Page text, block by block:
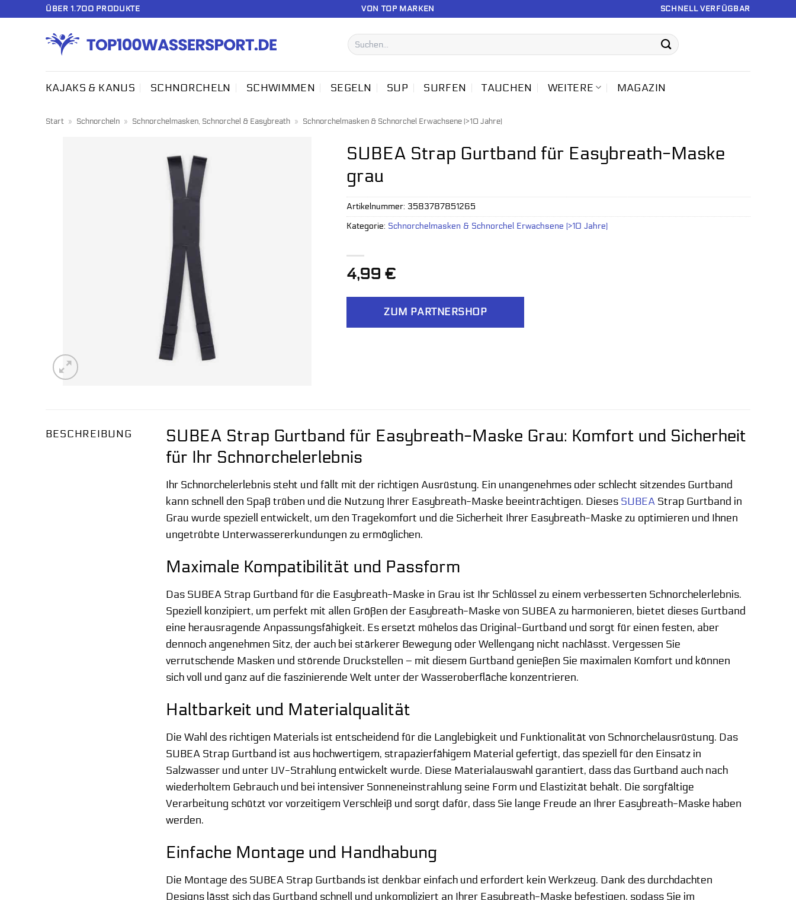
ÜBER 1.700 PRODUKTE VON TOP MARKEN SCHNELL VERFÜGBAR
Suchen
nach:
KAJAKS & KANUS SCHNORCHELN SCHWIMMEN SEGELN SUP SURFEN TAUCHEN WEITERE MAGAZIN
Start » Schnorcheln » Schnorchelmasken, Schnorchel & Easybreath » Schnorchelmasken & Schnorchel Erwachsene (>10 Jahre)
SUBEA Strap Gurtband für Easybreath-Maske
grau
4,99€
ZUM PARTNERSHOP
Artikelnummer: 3583787851265
Kategorie: Schnorchelmasken & Schnorchel Erwachsene (>10 Jahre)
BESCHREIBUNG
SUBEA Strap Gurtband für Easybreath-Maske Grau: Komfort und Sicherheit
für Ihr Schnorchelerlebnis
Ihr Schnorchelerlebnis steht und fällt mit der richtigen Ausrüstung. Ein unangenehmes oder schlecht sitzendes Gurtband
kann schnell den Spaß trüben und die Nutzung Ihrer Easybreath-Maske beeinträchtigen. Dieses SUBEA Strap Gurtband in
Grau wurde speziell entwickelt, um den Tragekomfort und die Sicherheit Ihrer Easybreath-Maske zu optimieren und Ihnen
ungetrübte Unterwassererkundungen zu ermöglichen.
Maximale Kompatibilität und Passform
Das SUBEA Strap Gurtband für die Easybreath-Maske in Grau ist Ihr Schlüssel zu einem verbesserten Schnorchelerlebnis.
Speziell konzipiert, um perfekt mit allen Größen der Easybreath-Maske von SUBEA zu harmonieren, bietet dieses Gurtband
eine herausragende Anpassungsfähigkeit. Es ersetzt mühelos das Original-Gurtband und sorgt für einen festen, aber
dennoch angenehmen Sitz, der auch bei stärkerer Bewegung oder Wellengang nicht nachlässt. Vergessen Sie
verrutschende Masken und störende Druckstellen – mit diesem Gurtband genießen Sie maximalen Komfort und können
sich voll und ganz auf die faszinierende Welt unter der Wasseroberfläche konzentrieren.
Haltbarkeit und Materialqualität
Die Wahl des richtigen Materials ist entscheidend für die Langlebigkeit und Funktionalität von Schnorchelausrüstung. Das
SUBEA Strap Gurtband ist aus hochwertigem, strapazierfähigem Material gefertigt, das speziell für den Einsatz in
Salzwasser und unter UV-Strahlung entwickelt wurde. Diese Materialauswahl garantiert, dass das Gurtband auch nach
wiederholtem Gebrauch und bei intensiver Sonneneinstrahlung seine Form und Elastizität behält. Die sorgfältige
Verarbeitung schützt vor vorzeitigem Verschleiß und sorgt dafür, dass Sie lange Freude an Ihrer Easybreath-Maske haben
werden.
Einfache Montage und Handhabung
Die Montage des SUBEA Strap Gurtbands ist denkbar einfach und erfordert kein Werkzeug. Dank des durchdachten
Designs lässt sich das Gurtband schnell und unkompliziert an Ihrer Easybreath-Maske befestigen, sodass Sie im